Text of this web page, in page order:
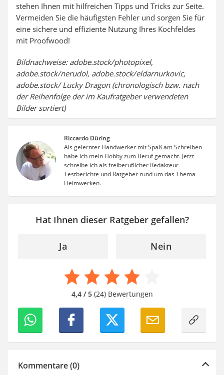
stehen Ihnen mit hilfreichen Tipps und Tricks zur Seite.
Vermeiden Sie die häufigsten Fehler und sorgen Sie für
eine sichere und effiziente Nutzung Ihres Kochfeldes
mit Proofwood!
Bildnachweise: adobe.stock/photopixel,
adobe.stock/nerudol, adobe.stock/eldarnurkovic,
adobe.stock/ Lucky Dragon (chronologisch bzw. nach
der Reihenfolge der im Kaufratgeber verwendeten
Bilder sortiert)
Riccardo Düring
Als gelernter Handwerker mit Spaß am Schreiben
habe ich mein Hobby zum Beruf gemacht. Jetzt
schreibe ich als freiberuflicher Redakteur
Testberichte und Ratgeber rund um das Thema
Heimwerken.
Hat Ihnen dieser Ratgeber gefallen?
Ja Nein
4,4 / 5(24) Bewertungen
Kommentare (0)